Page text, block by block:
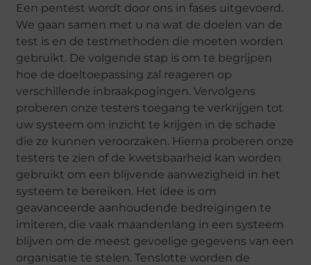
Een pentest wordt door ons in fases uitgevoerd.
We gaan samen met u na wat de doelen van de
test is en de testmethoden die moeten worden
gebruikt. De volgende stap is om te begrijpen
hoe de doeltoepassing zal reageren op
verschillende inbraakpogingen. Vervolgens
proberen onze testers toegang te verkrijgen tot
uw systeem om inzicht te krijgen in de schade
die ze kunnen veroorzaken. Hierna proberen onze
testers te zien of de kwetsbaarheid kan worden
gebruikt om een ​​blijvende aanwezigheid in het
systeem te bereiken. Het idee is om
geavanceerde aanhoudende bedreigingen te
imiteren, die vaak maandenlang in een systeem
blijven om de meest gevoelige gegevens van een
organisatie te stelen. Tenslotte worden de